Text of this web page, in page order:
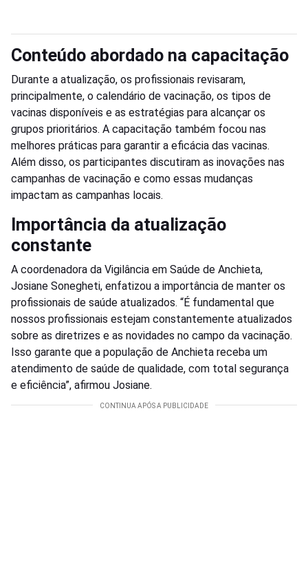
Conteúdo abordado na capacitação
Durante a atualização, os profissionais revisaram,
principalmente, o calendário de vacinação, os tipos de
vacinas disponíveis e as estratégias para alcançar os
grupos prioritários. A capacitação também focou nas
melhores práticas para garantir a eficácia das vacinas.
Além disso, os participantes discutiram as inovações nas
campanhas de vacinação e como essas mudanças
impactam as campanhas locais.
Importância da atualização
constante
A coordenadora da Vigilância em Saúde de Anchieta,
Josiane Sonegheti, enfatizou a importância de manter os
profissionais de saúde atualizados. “É fundamental que
nossos profissionais estejam constantemente atualizados
sobre as diretrizes e as novidades no campo da vacinação.
Isso garante que a população de Anchieta receba um
atendimento de saúde de qualidade, com total segurança
e eficiência”, afirmou Josiane.